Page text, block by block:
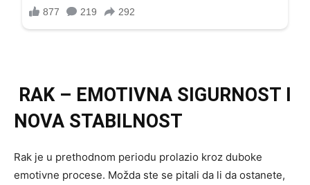
RAK – EMOTIVNA SIGURNOST I
NOVA STABILNOST
Rak je u prethodnom periodu prolazio kroz duboke
emotivne procese. Možda ste se pitali da li da ostanete,